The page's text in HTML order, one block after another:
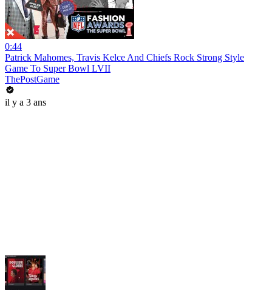
0:44
Patrick Mahomes, Travis Kelce And Chiefs Rock Strong Style
Game To Super Bowl LVII
ThePostGame
il y a 3 ans